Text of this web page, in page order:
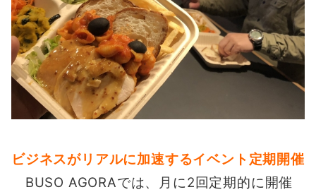
ビジネスがリアルに加速するイベント定期開催
BUSO AGORAでは、月に2回定期的に開催